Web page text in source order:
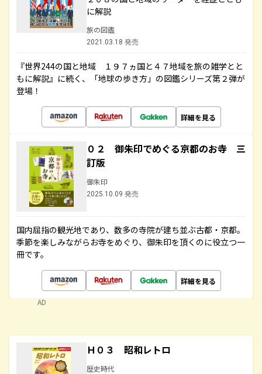
に解説
旅の図鑑
2021.03.18 発売
『世界244の国と地域 １９７ヵ国と４７地域を旅の雑学とと
もに解説』に続く、「地球の歩き方」の図鑑シリーズ第２弾が
登場！
詳細を見る
０２ 御朱印でめぐる京都のお寺 三
訂版
御朱印
2025.10.09 発売
国内屈指の観光地であり、数多の寺院が建ち並ぶ古都・京都。
季節を楽しみながらお寺をめぐり、御朱印を頂くのに役立つ一
冊です。
詳細を見る
AD
Ｈ０３ 昭和レトロ
歴史時代